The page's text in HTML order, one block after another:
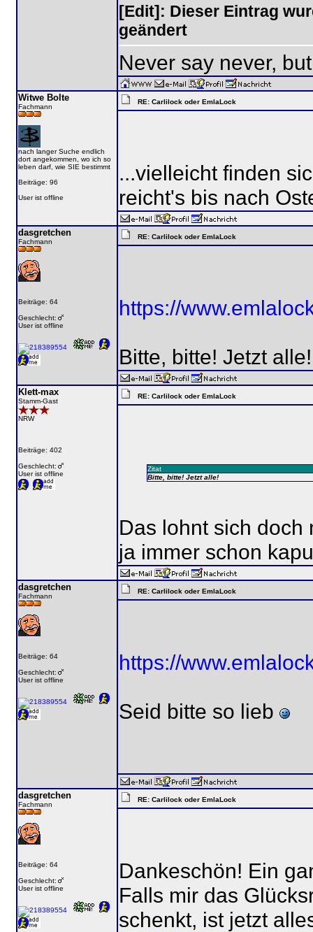
[Edit]: Dieser Eintrag
geändert
Never say never,
Witwe Bolte
Fachmann
nach langer Suche endlich
dort angekommen, wo ich so
leben darf, wie SIE bestimmt
Beiträge: 96
User ist offline
RE: Carlilock oder EmlaLock
...vielleicht finden
reicht's bis nach
dasgretchen
Fachmann
Beiträge: 64
Geschlecht:
User ist offline
RE: Carlilock oder EmlaLock
https://
Bitte, bitte! Jetzt alle!
Klett-max
Stamm-Gast
NRW
Beiträge: 402
Geschlecht:
User ist offline
RE: Carlilock oder EmlaLock
Zitat
Bitte, bitte! Jetzt alle!
Das lohnt sich doch
ja immer schon
dasgretchen
Fachmann
Beiträge: 64
Geschlecht:
User ist offline
RE: Carlilock oder EmlaLock
https://
Seid bitte so lieb
dasgretchen
Fachmann
Beiträge: 64
Geschlecht:
User ist offline
RE: Carlilock oder EmlaLock
Dankeschön! Ein
Falls mir das
schenkt, ist jetzt